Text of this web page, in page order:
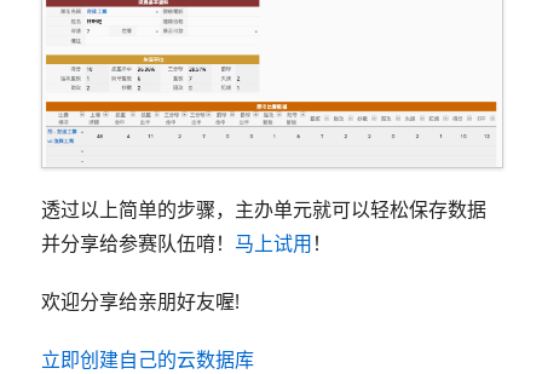
透过以上简单的步骤，主办单元就可以轻松保存数据
并分享给参赛队伍唷！ 马上试用！
欢迎分享给亲朋好友喔!
立即创建自己的云数据库